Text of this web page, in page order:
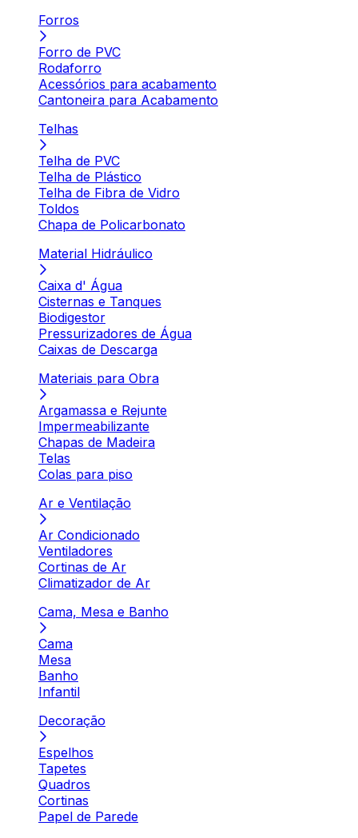
Forros
Forro de PVC
Rodaforro
Acessórios para acabamento
Cantoneira para Acabamento
Telhas
Telha de PVC
Telha de Plástico
Telha de Fibra de Vidro
Toldos
Chapa de Policarbonato
Material Hidráulico
Caixa d' Água
Cisternas e Tanques
Biodigestor
Pressurizadores de Água
Caixas de Descarga
Materiais para Obra
Argamassa e Rejunte
Impermeabilizante
Chapas de Madeira
Telas
Colas para piso
Ar e Ventilação
Ar Condicionado
Ventiladores
Cortinas de Ar
Climatizador de Ar
Cama, Mesa e Banho
Cama
Mesa
Banho
Infantil
Decoração
Espelhos
Tapetes
Quadros
Cortinas
Papel de Parede